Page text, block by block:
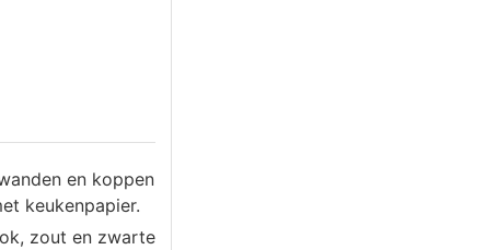
en koppen
keukenpapier.
zout en zwarte